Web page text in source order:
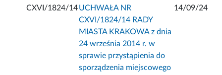
CXVI/1824/14UCHWAŁA NR
CXVI/1824/14 RADY
MIASTA KRAKOWA z dnia
24 września 2014 r. w
sprawie przystąpienia do
sporządzenia miejscowego
14/09/24